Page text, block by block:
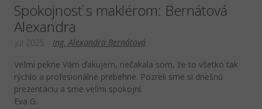
Spokojnosť s maklérom: Bernátová
Alexandra
Ing. Alexandra Bernátová
júl 2025
Veľmi pekne Vám ďakujem, nečakala som, že to všetko tak
rýchlo a profesionálne prebehne. Pozreli sme si dnešnú
prezentáciu a sme veľmi spokojní.
Eva G.